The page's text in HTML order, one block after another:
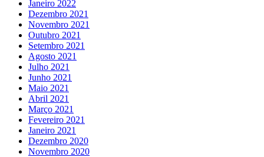
Janeiro 2022
Dezembro 2021
Novembro 2021
Outubro 2021
Setembro 2021
Agosto 2021
Julho 2021
Junho 2021
Maio 2021
Abril 2021
Março 2021
Fevereiro 2021
Janeiro 2021
Dezembro 2020
Novembro 2020